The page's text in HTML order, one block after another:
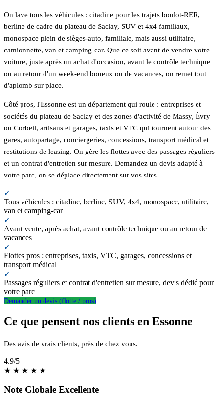
On lave tous les véhicules : citadine pour les trajets boulot-RER,
berline de cadre du plateau de Saclay, SUV et 4x4 familiaux,
monospace plein de sièges-auto, familiale, mais aussi utilitaire,
camionnette, van et camping-car. Que ce soit avant de vendre votre
voiture, juste après un achat d'occasion, avant le contrôle technique
ou au retour d'un week-end boueux ou de vacances, on remet tout
d'aplomb sur place.
Côté pros, l'Essonne est un département qui roule : entreprises et
sociétés du plateau de Saclay et des zones d'activité de Massy, Évry
ou Corbeil, artisans et garages, taxis et VTC qui tournent autour des
gares, autopartage, conciergeries, concessions, transport médical et
restitutions de leasing. On gère les flottes avec des passages réguliers
et un contrat d'entretien sur mesure. Demandez un devis adapté à
votre parc, on se déplace directement sur vos sites.
✓
Tous véhicules : citadine, berline, SUV, 4x4, monospace, utilitaire,
van et camping-car
✓
Avant vente, après achat, avant contrôle technique ou au retour de
vacances
✓
Flottes pros : entreprises, taxis, VTC, garages, concessions et
transport médical
✓
Passages réguliers et contrat d'entretien sur mesure, devis dédié pour
votre parc
Demander un devis (flotte / pros)
Ce que pensent nos clients en Essonne
Des avis de vrais clients, près de chez vous.
4.9/5
★ ★ ★ ★ ★
Note Globale Excellente